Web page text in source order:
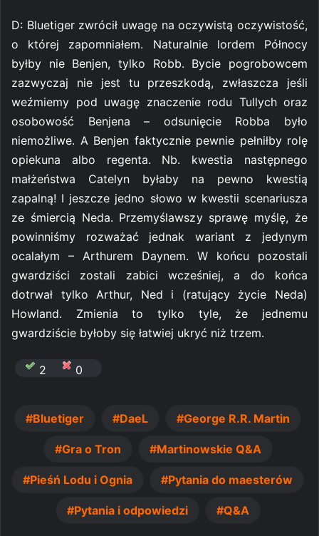
D: Bluetiger zwrócił uwagę na oczywistą oczywistość,
o której zapomniałem. Naturalnie lordem Północy
byłby nie Benjen, tylko Robb. Bycie pogrobowcem
zazwyczaj nie jest tu przeszkodą, zwłaszcza jeśli
weźmiemy pod uwagę znaczenie rodu Tullych oraz
osobowość Benjena – odsunięcie Robba było
niemożliwe. A Benjen faktycznie pewnie pełniłby rolę
opiekuna albo regenta. Nb. kwestia następnego
małżeństwa Catelyn byłaby na pewno kwestią
zapalną! I jeszcze jedno słowo w kwestii scenariusza
ze śmiercią Neda. Przemyślawszy sprawę myślę, że
powinniśmy rozważać jednak wariant z jedynym
ocalałym – Arthurem Daynem. W końcu pozostali
gwardziści zostali zabici wcześniej, a do końca
dotrwał tylko Arthur, Ned i (ratujący życie Neda)
Howland. Zmienia to tylko tyle, że jednemu
gwardziście byłoby się łatwiej ukryć niż trzem.
2 0
Bluetiger DaeL George R.R. Martin
Gra o Tron Martinowskie Q&A
Pieśń Lodu i Ognia Pytania do maesterów
Pytania i odpowiedzi Q&A